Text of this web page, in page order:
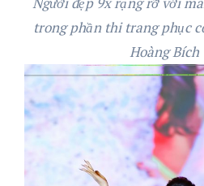
trong phần thi trang phục
Hoàng Bích